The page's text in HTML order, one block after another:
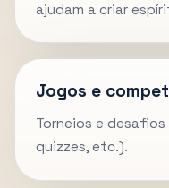
ajudam a criar
Jogos e
Torneios e
quizzes, etc.).